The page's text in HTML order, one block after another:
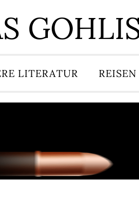
LITERATUR REISEN